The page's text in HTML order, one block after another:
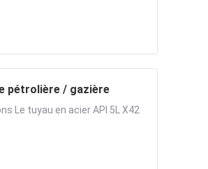
pétrolière / gazière
Le tuyau en acier API 5L X42